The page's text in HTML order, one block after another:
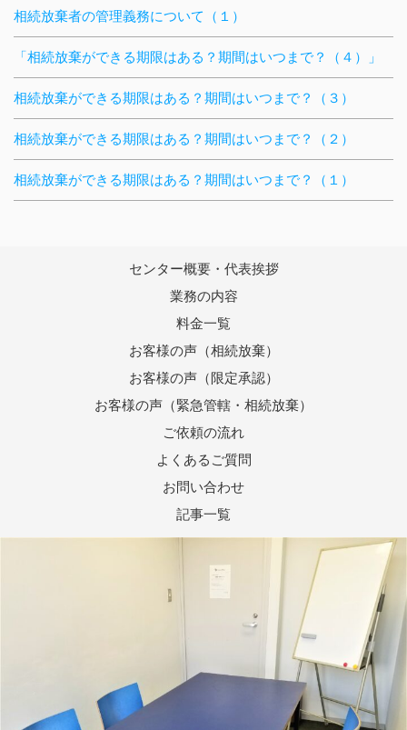
相続放棄者の管理義務について（１）
「相続放棄ができる期限はある？期間はいつまで？（４）」
相続放棄ができる期限はある？期間はいつまで？（３）
相続放棄ができる期限はある？期間はいつまで？（２）
相続放棄ができる期限はある？期間はいつまで？（１）
センター概要・代表挨拶
業務の内容
料金一覧
お客様の声（相続放棄）
お客様の声（限定承認）
お客様の声（緊急管轄・相続放棄）
ご依頼の流れ
よくあるご質問
お問い合わせ
記事一覧